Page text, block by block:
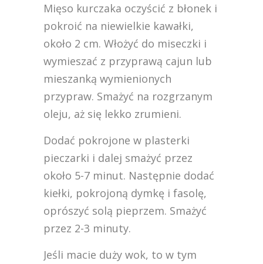
Mięso kurczaka oczyścić z błonek i
pokroić na niewielkie kawałki,
około 2 cm. Włożyć do miseczki i
wymieszać z przyprawą cajun lub
mieszanką wymienionych
przypraw. Smażyć na rozgrzanym
oleju, aż się lekko zrumieni.
Dodać pokrojone w plasterki
pieczarki i dalej smażyć przez
około 5-7 minut. Następnie dodać
kiełki, pokrojoną dymkę i fasolę,
oprószyć solą pieprzem. Smażyć
przez 2-3 minuty.
Jeśli macie duży wok, to w tym